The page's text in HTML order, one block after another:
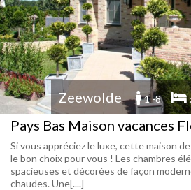
Zeewolde 1 -8
Pays Bas Maison vacances
Si vous appréciez le luxe, cette maison
le bon choix pour vous ! Les chambres
spacieuses et décorées de façon
chaudes. Une[....]